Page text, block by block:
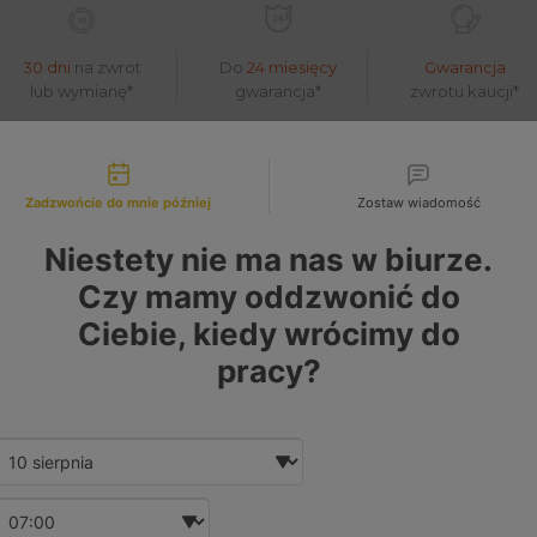
30 dni na zwrot
lub wymianę*
Do24 miesięcy
gwarancja*
Gwarancja
zwrotu kaucji*
- Turbosprężarki - katalog
kontaktu
Zadzwońcie do mnie później Zostaw wiadomość
Niestety nie ma nas w biurze.
Czy mamy oddzwonić do
Ciebie, kiedy wrócimy do
pracy?